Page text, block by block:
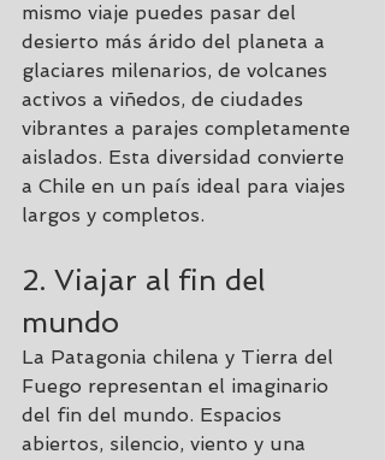
mismo viaje puedes pasar del
desierto más árido del planeta a
glaciares milenarios, de volcanes
activos a viñedos, de ciudades
vibrantes a parajes completamente
aislados. Esta diversidad convierte
a Chile en un país ideal para viajes
largos y completos.
2. Viajar al fin del
mundo
La Patagonia chilena y Tierra del
Fuego representan el imaginario
del fin del mundo. Espacios
abiertos, silencio, viento y una